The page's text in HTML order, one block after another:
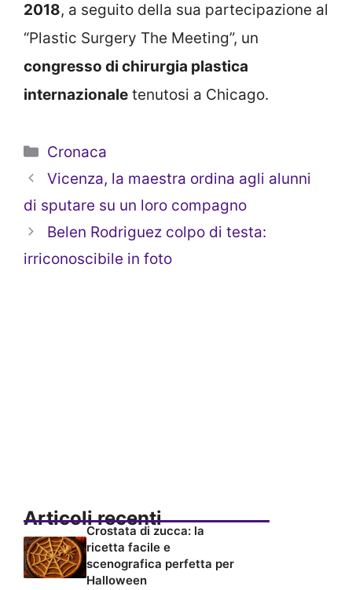
2018, a seguito della sua partecipazione al
“Plastic Surgery The Meeting”, un
congresso di chirurgia plastica
internazionale tenutosi a Chicago.
Categorie
Cronaca
Vicenza, la maestra ordina agli alunni
di sputare su un loro compagno
Belen Rodriguez colpo di testa:
irriconoscibile in foto
Articoli recenti
Crostata di zucca: la
ricetta facile e
scenografica perfetta per
Halloween